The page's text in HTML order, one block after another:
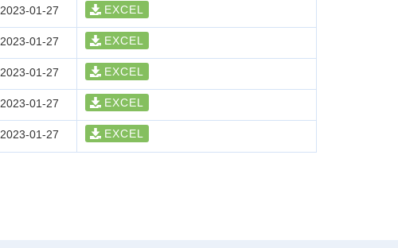
2023-01-27 EXCEL
2023-01-27 EXCEL
2023-01-27 EXCEL
2023-01-27 EXCEL
2023-01-27 EXCEL